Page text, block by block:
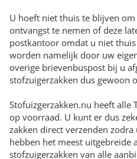
U hoeft niet thuis te blijven
ontvangst te nemen of deze
postkantoor omdat u niet thuis
worden namelijk door uw
overige brievenbuspost bij u
stofzuigerzakken dus gewoon
Stofuizgerzakken.nu heeft alle
op voorraad. U kunt er dus
zakken direct verzenden
hebben het meest uitgebreide
stofzuigerzakken van alle